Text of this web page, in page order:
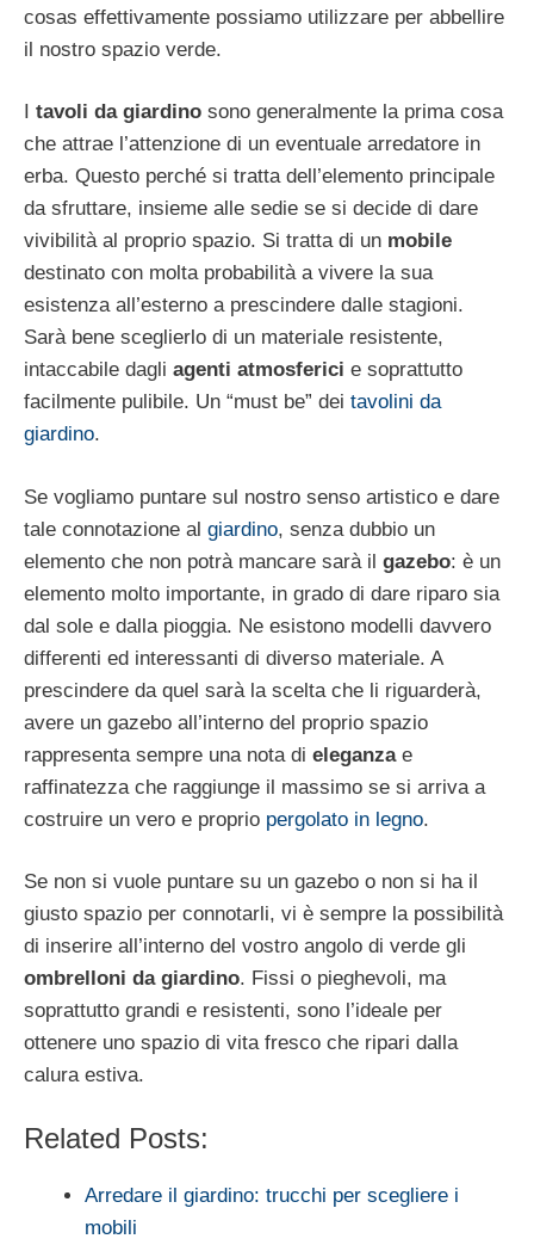
cosas effettivamente possiamo utilizzare per abbellire
il nostro spazio verde.
tavoli da giardino sono generalmente la prima cosa
che attrae l’attenzione di un eventuale arredatore in
erba. Questo perché si tratta dell’elemento principale
da sfruttare, insieme alle sedie se si decide di dare
vivibilità al proprio spazio. Si tratta di un mobile
destinato con molta probabilità a vivere la sua
esistenza all’esterno a prescindere dalle stagioni.
Sarà bene sceglierlo di un materiale resistente,
intaccabile dagli agenti atmosferici e soprattutto
facilmente pulibile. Un “must be” dei tavolini da
giardino.
Se vogliamo puntare sul nostro senso artistico e dare
tale connotazione al giardino, senza dubbio un
elemento che non potrà mancare sarà il gazebo: è un
elemento molto importante, in grado di dare riparo sia
dal sole e dalla pioggia. Ne esistono modelli davvero
differenti ed interessanti di diverso materiale. A
prescindere da quel sarà la scelta che li riguarderà,
avere un gazebo all’interno del proprio spazio
rappresenta sempre una nota di eleganzae
raffinatezza che raggiunge il massimo se si arriva a
costruire un vero e proprio pergolato in legno.
Se non si vuole puntare su un gazebo o non si ha il
giusto spazio per connotarli, vi è sempre la possibilità
di inserire all’interno del vostro angolo di verde gli
ombrelloni da giardino. Fissi o pieghevoli, ma
soprattutto grandi e resistenti, sono l’ideale per
ottenere uno spazio di vita fresco che ripari dalla
calura estiva.
Related Posts:
Arredare il giardino: trucchi per scegliere i
mobili